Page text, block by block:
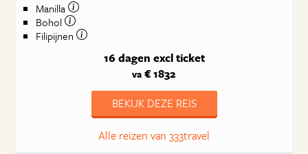
Manilla
Bohol
Filipijnen
16 dagen excl ticket
va € 1832
BEKIJK DEZE REIS
Alle reizen van 333travel